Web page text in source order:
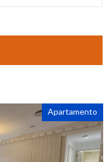
Apartamento